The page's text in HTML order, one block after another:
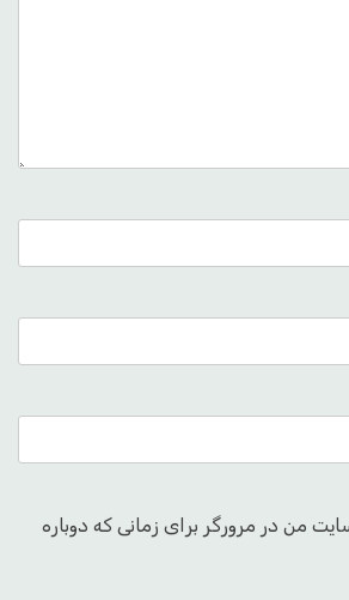
من در مرورگر برای زمانی که دوباره